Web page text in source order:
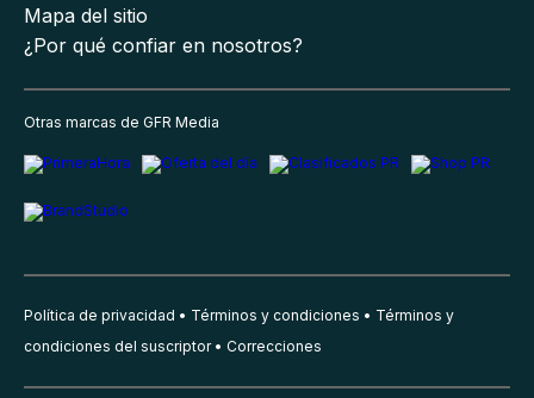
Mapa del sitio
¿Por qué confiar en nosotros?
Otras marcas de GFR Media
Política de privacidad Términos y condiciones
Términos y
condiciones del suscriptor
Correcciones